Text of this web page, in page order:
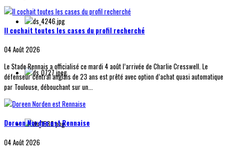
Il cochait toutes les cases du profil recherché
04 Août 2026
Le Stade Rennais a officialisé ce mardi 4 août l’arrivée de Charlie Cresswell. Le
défenseur central anglais de 23 ans est prêté avec option d’achat quasi automatique
par Toulouse, débouchant sur un...
Doreen Norden est Rennaise
04 Août 2026